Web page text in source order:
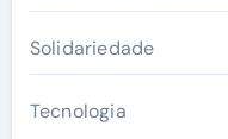
Solidariedade
Tecnologia